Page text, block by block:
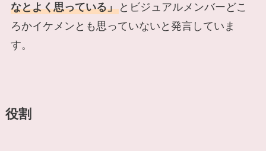
なとよく思っている」とビジュアルメンバーどこ
ろかイケメンとも思っていないと発言していま
す。
役割